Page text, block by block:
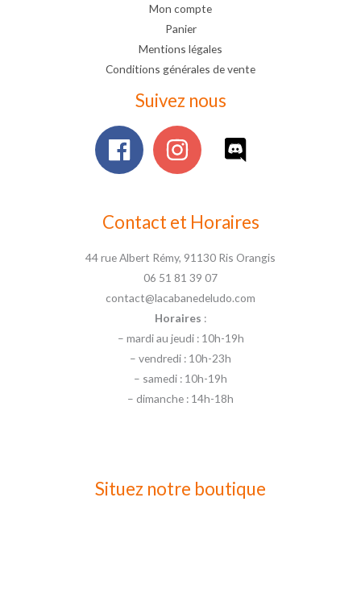
Mon compte
Panier
Mentions légales
Conditions générales de vente
Suivez nous
Contact et Horaires
44 rue Albert Rémy, 91130 Ris Orangis
06 51 81 39 07
contact@lacabanedeludo.com
Horaires :
– mardi au jeudi : 10h-19h
– vendredi : 10h-23h
– samedi : 10h-19h
– dimanche : 14h-18h
Situez notre boutique